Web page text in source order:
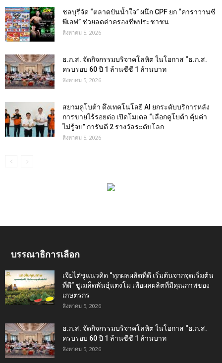
ชลบุรีจัด “ตลาดปันน้ำใจ” ผนึก CPF ยก “คาราวานซี
พีเอฟ” ช่วยลดค่าครองชีพประชาชน
สิงหาคม 5, 2026
ธ.ก.ส. จัดกิจกรรมบริจาคโลหิต ในโอกาส “ธ.ก.ส.
ครบรอบ 60 ปี 1 ล้านซีซี 1 ล้านบาท
สิงหาคม 5, 2026
สยามคูโบต้า ดึงเทคโนโลยี AI ยกระดับบริการหลัง
การขายไร้รอยต่อ เปิดโมเดล “เลือกคูโบต้า คุ้มค่า
ไม่รู้จบ” การันตี 2 รางวัลระดับโลก
สิงหาคม 5, 2026
บรรณาธิการเลือก
เจียไต๋ชูแนวคิด “ทุกผลผลิตที่ดี เริ่มต้นจากจุดเริ่มต้น
ที่ดี” ชูเมล็ดพันธุ์แตงโม เพื่อผลผลิตที่มีคุณภาพของ
เกษตรกร
สิงหาคม 5, 2026
ธ.ก.ส. จัดกิจกรรมบริจาคโลหิต ในโอกาส “ธ.ก.ส.
ครบรอบ 60 ปี 1 ล้านซีซี 1 ล้านบาท
สิงหาคม 5, 2026